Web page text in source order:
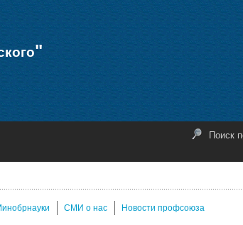
"
Поиск
СМИ о нас Новости профсоюза